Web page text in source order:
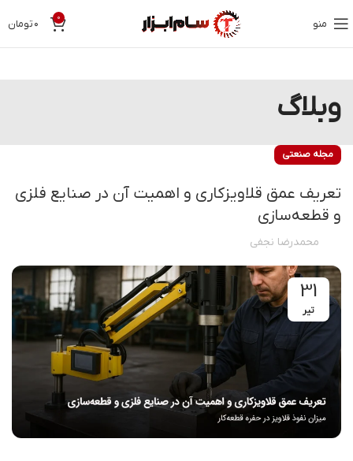
منو 0 ۰تومان
وبلاگ
مجله صنعتی
تعریف عمق قلاویزکاری و اهمیت آن در صنایع فلزی
و قطعه‌سازی
محمدرضا نجفی
31
تیر